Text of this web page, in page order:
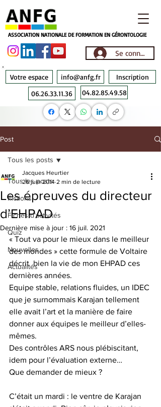
ASSOCIATION NATIONALE DE FORMATION EN GÉRONTOLOGIE
Se connecter
Votre espace info@anfg.fr
Inscription
06.26.33.11.36
04.82.85.49.58
Post
Tous les posts
Fictions
Fiches d'activités
Quiz
Nouvelles
Actualités
Tous les posts
Les épreuves du directeur
d’EHPAD
Jacques Heurtier
26 juin 2014 2 min de lecture
Dernière mise à jour : 16 juil. 2021
« Tout va pour le mieux dans le meilleur
des mondes » cette formule de Voltaire
décrit  bien la vie de mon EHPAD ces
dernières années.
Equipe stable, relations fluides, un IDEC
que je surnommais Karajan tellement
elle avait l’art et la manière de faire
donner aux équipes le meilleur d’elles-
mêmes.
Des contrôles ARS nous plébiscitant,
idem pour l’évaluation externe…
Que demander de mieux ?
C’était un mardi : le ventre de Karajan